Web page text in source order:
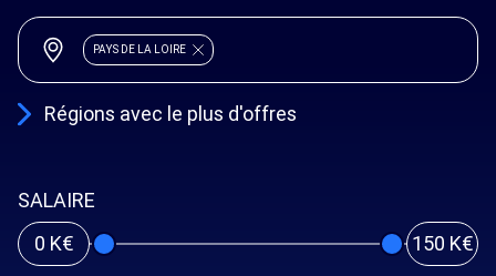
PAYS DE LA LOIRE
Régions avec le plus d'offres
SALAIRE
0 K€
150 K€